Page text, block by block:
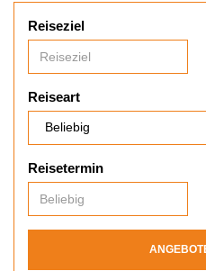
Reiseziel
Reiseart
Reisetermin